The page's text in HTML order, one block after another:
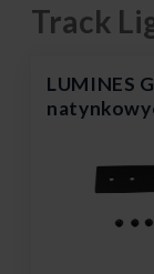
Track
LUMINES